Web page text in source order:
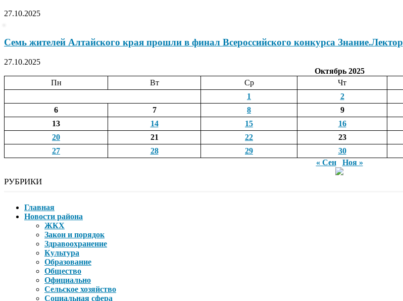
27.10.2025
Семь жителей Алтайского края прошли в финал Всероссийского конкурса Знание.Лектор
27.10.2025
Октябрь 2025
Пн
Вт Ср Чт
1
2
6
7 8 9
13
14 15 16
20
21 22 23
27
28 29 30
« Сен
Ноя »
РУБРИКИ
Главная
Новости района
ЖКХ
Закон и порядок
Здравоохранение
Культура
Образование
Общество
Официально
Сельское хозяйство
Социальная сфера